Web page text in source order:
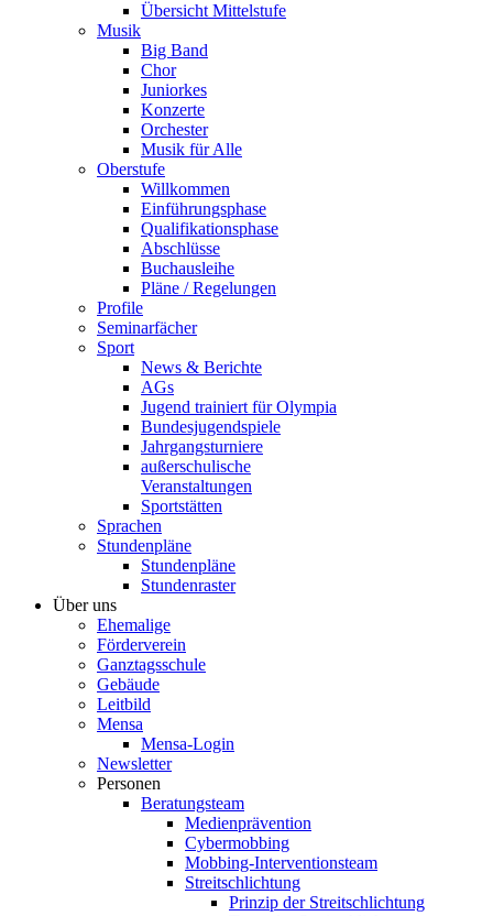
Übersicht Mittelstufe
Musik
Big Band
Chor
Juniorkes
Konzerte
Orchester
Musik für Alle
Oberstufe
Willkommen
Einführungsphase
Qualifikationsphase
Abschlüsse
Buchausleihe
Pläne / Regelungen
Profile
Seminarfächer
Sport
News & Berichte
AGs
Jugend trainiert für Olympia
Bundesjugendspiele
Jahrgangsturniere
außerschulische
Veranstaltungen
Sportstätten
Sprachen
Stundenpläne
Stundenpläne
Stundenraster
Über uns
Ehemalige
Förderverein
Ganztagsschule
Gebäude
Leitbild
Mensa
Mensa-Login
Newsletter
Personen
Beratungsteam
Medienprävention
Cybermobbing
Mobbing-Interventionsteam
Streitschlichtung
Prinzip der Streitschlichtung